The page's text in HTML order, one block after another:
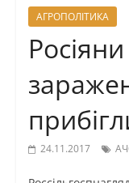
АГРОПОЛІТИКА
24.11.2017